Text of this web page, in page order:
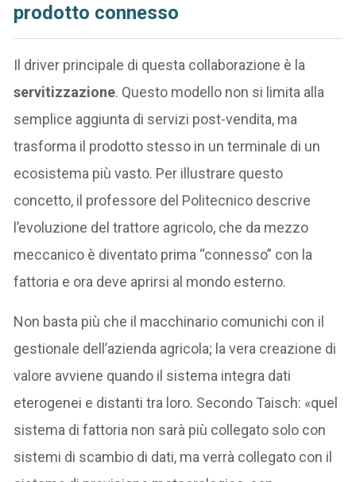
prodotto connesso
Il driver principale di questa collaborazione è la
servitizzazione. Questo modello non si limita alla
semplice aggiunta di servizi post-vendita, ma
trasforma il prodotto stesso in un terminale di un
ecosistema più vasto. Per illustrare questo
concetto, il professore del Politecnico descrive
l’evoluzione del trattore agricolo, che da mezzo
meccanico è diventato prima “connesso” con la
fattoria e ora deve aprirsi al mondo esterno.
Non basta più che il macchinario comunichi con il
gestionale dell’azienda agricola; la vera creazione di
valore avviene quando il sistema integra dati
eterogenei e distanti tra loro. Secondo Taisch: «quel
sistema di fattoria non sarà più collegato solo con
sistemi di scambio di dati, ma verrà collegato con il